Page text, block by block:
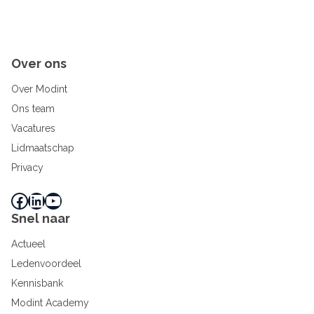
Over ons
Over Modint
Ons team
Vacatures
Lidmaatschap
Privacy
Facebook LinkedIn YouTube
Snel naar
Actueel
Ledenvoordeel
Kennisbank
Modint Academy